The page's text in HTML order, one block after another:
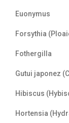
Euonymus
Forsythia
Fothergilla
Gutui japonez
Hibiscus
Hortensia